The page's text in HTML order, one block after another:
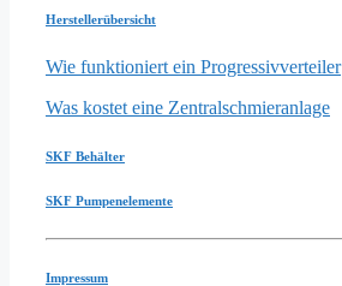
Herstellerübersicht
Wie funktioniert ein Progressivverteiler
Was kostet eine Zentralschmieranlage
SKF Behälter
SKF Pumpenelemente
Impressum